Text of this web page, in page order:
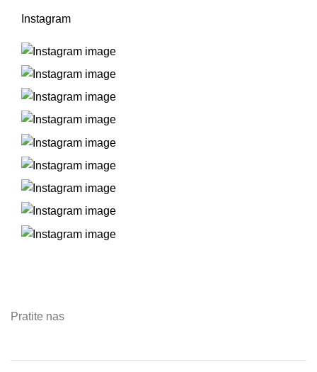
Instagram
Pratite nas